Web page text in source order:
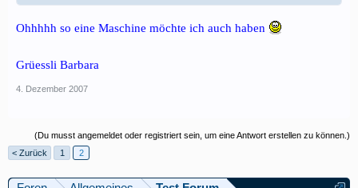
Ohhhhh so eine Maschine möchte ich auch haben
Grüessli Barbara
4. Dezember 2007
(Du musst angemeldet oder registriert sein, um eine Antwort erstellen zu können.)
< Zurück
1 2